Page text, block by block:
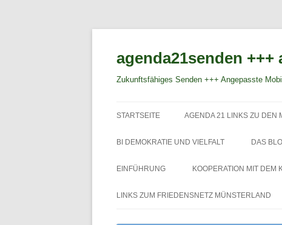
agenda21senden +++
Zukunftsfähiges Senden +++ Angepasste
STARTSEITE AGENDA 21 LINKS ZU DEN
BI DEMOKRATIE UND VIELFALT DAS
EINFÜHRUNG KOOPERATION MIT DEM
LINKS ZUM FRIEDENSNETZ MÜNSTERLAND